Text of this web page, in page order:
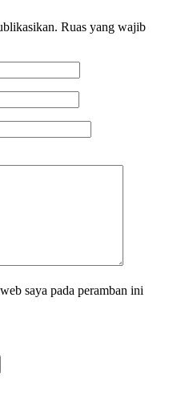
Ruas yang wajib
saya pada peramban ini